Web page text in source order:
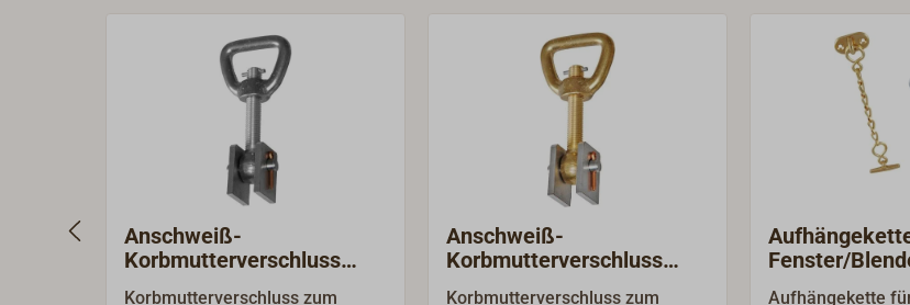
Anschweiß-
Korbmutterverschluss
Edelstahl / Stahl
Korbmutterverschluss zum
Anschweiß-
Korbmutterverschluss
Messing / Stahl
Korbmutterverschluss zum
Fenster/
Aufhängekette